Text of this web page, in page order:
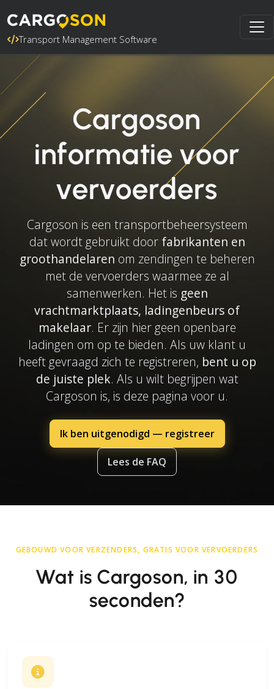
Transport Management Software
Cargoson
informatie voor
vervoerders
Cargoson is een transportbeheersysteem
dat wordt gebruikt door fabrikanten en
groothandelaren om zendingen te beheren
met de vervoerders waarmee ze al
samenwerken. Het is geen
vrachtmarktplaats, ladingenbeurs of
makelaar. Er zijn hier geen openbare
ladingen om op te bieden. Als uw klant u
heeft gevraagd zich te registreren, bent u op
de juiste plek. Als u wilt begrijpen wat
Cargoson is, is deze pagina voor u.
Ik ben uitgenodigd — registreer
Lees de FAQ
GEBOUWD VOOR VERZENDERS, GRATIS VOOR VERVOERDERS
Wat is Cargoson, in 30
seconden?